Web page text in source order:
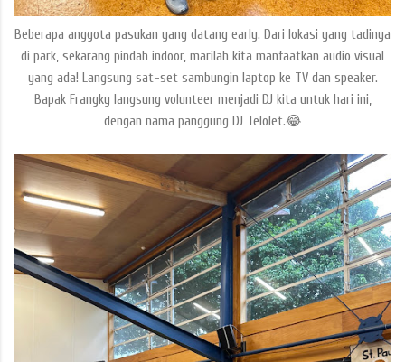
Beberapa anggota pasukan yang datang early. Dari lokasi yang tadinya
di park, sekarang pindah indoor, marilah kita manfaatkan audio visual
yang ada! Langsung sat-set sambungin laptop ke TV dan speaker.
Bapak Frangky langsung volunteer menjadi DJ kita untuk hari ini,
dengan nama panggung DJ Telolet.😂